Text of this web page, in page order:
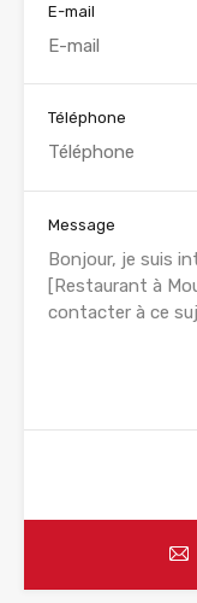
E-mail
Téléphone
Message